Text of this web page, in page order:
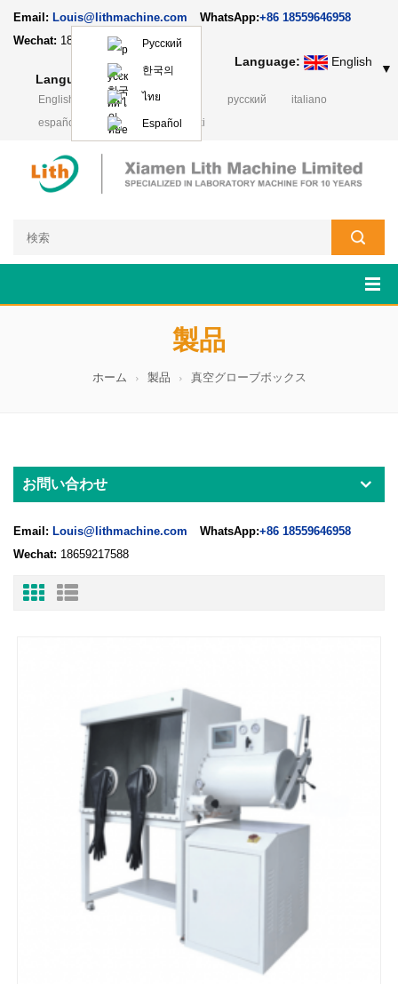
Email: Louis@lithmachine.com WhatsApp:+86 18559646958
Wechat: 18659217588
Language: English ▼
Language: English
Русский
한국의
ไทย
Español
English français русский
italiano
español
português Polski
製品
ホーム 製品 真空グローブボックス
お問い合わせ
Email: Louis@lithmachine.com WhatsApp:+86 18559646958
Wechat: 18659217588